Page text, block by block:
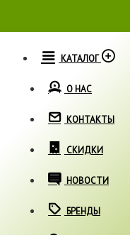
КАТАЛОГ
О НАС
КОНТАКТЫ
СКИДКИ
НОВОСТИ
БРЕНДЫ